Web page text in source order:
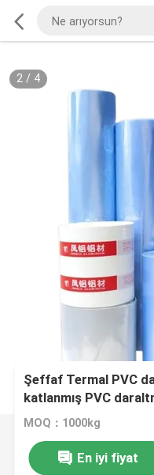
2/ 4
Şeffaf Termal PVC
katlanmış PVC
MOQ：1000kg
En iyi fiyat